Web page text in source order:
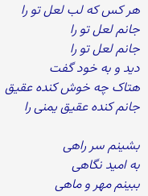
هر کس که لب لعل تو را
جانم لعل تو را
جانم لعل تو را
دید و به خود گفت
هتاک چه خوش کنده عقیق
جانم کنده عقیق یمنی را
بشینم سر راهی
به امید نگاهی
ببینم مهر و ماهی